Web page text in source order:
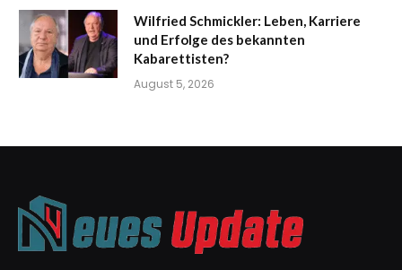
Wilfried Schmickler: Leben, Karriere
und Erfolge des bekannten
Kabarettisten?
August 5, 2026